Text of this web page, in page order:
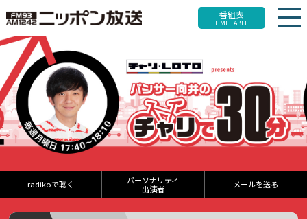
番組表
TIME TABLE
radikoで聴く
パーソナリティ
出演者
メールを送る